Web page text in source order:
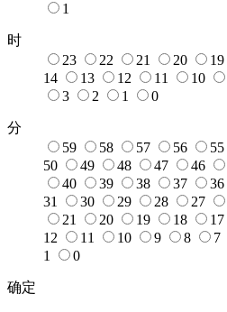
1
时
23
22 21 20 19
14
13 12 11 10
3
2 1 0
分
59
58 57 56 55
50
49 48 47 46
40
39 38 37 36
31
30 29 28 27
21
20 19 18 17
12
11 10 9 8 7
1
0
确定